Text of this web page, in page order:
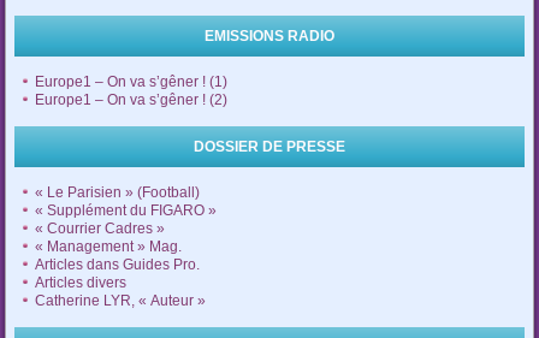
EMISSIONS RADIO
Europe1 – On va s’gêner ! (1)
Europe1 – On va s’gêner ! (2)
DOSSIER DE PRESSE
« Le Parisien » (Football)
« Supplément du FIGARO »
« Courrier Cadres »
« Management » Mag.
Articles dans Guides Pro.
Articles divers
Catherine LYR, « Auteur »